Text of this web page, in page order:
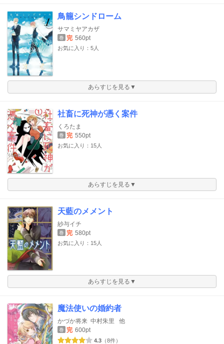
鳥籠シンドローム
サマミヤアカザ
巻 完 560pt
お気に入り：5人
あらすじを見る▼
社畜に死神が憑く案件
くろたま
巻 完 550pt
お気に入り：15人
あらすじを見る▼
天藍のメメント
紗与イチ
巻 完 580pt
お気に入り：15人
あらすじを見る▼
魔法使いの婚約者
かづか将来 中村朱里 他
巻 完 600pt
4.3 （8件）